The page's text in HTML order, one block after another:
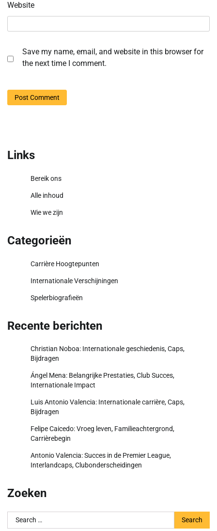
Website
Save my name, email, and website in this browser for
the next time I comment.
Links
Bereik ons
Alle inhoud
Wie we zijn
Categorieën
Carrière Hoogtepunten
Internationale Verschijningen
Spelerbiografieën
Recente berichten
Christian Noboa: Internationale geschiedenis, Caps,
Bijdragen
Ángel Mena: Belangrijke Prestaties, Club Succes,
Internationale Impact
Luis Antonio Valencia: Internationale carrière, Caps,
Bijdragen
Felipe Caicedo: Vroeg leven, Familieachtergrond,
Carrièrebegin
Antonio Valencia: Succes in de Premier League,
Interlandcaps, Clubonderscheidingen
Zoeken
Search
for: